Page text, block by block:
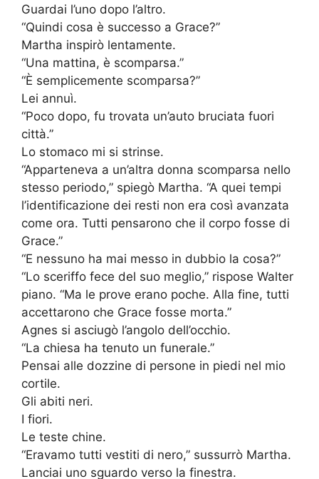
Guardai l’uno dopo l’altro.
“Quindi cosa è successo a Grace?”
Martha inspirò lentamente.
“Una mattina, è scomparsa.”
“È semplicemente scomparsa?”
Lei annuì.
“Poco dopo, fu trovata un’auto bruciata fuori
città.”
Lo stomaco mi si strinse.
“Apparteneva a un’altra donna scomparsa nello
stesso periodo,” spiegò Martha. “A quei tempi
l’identificazione dei resti non era così avanzata
come ora. Tutti pensarono che il corpo fosse di
Grace.”
“E nessuno ha mai messo in dubbio la cosa?”
“Lo sceriffo fece del suo meglio,” rispose Walter
piano. “Ma le prove erano poche. Alla fine, tutti
accettarono che Grace fosse morta.”
Agnes si asciugò l’angolo dell’occhio.
“La chiesa ha tenuto un funerale.”
Pensai alle dozzine di persone in piedi nel mio
cortile.
Gli abiti neri.
I fiori.
Le teste chine.
“Eravamo tutti vestiti di nero,” sussurrò Martha.
Lanciai uno sguardo verso la finestra.